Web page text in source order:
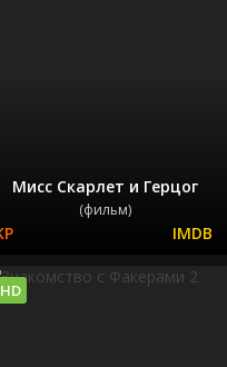
Мисс Скарлет и Герцог
(фильм)
HD